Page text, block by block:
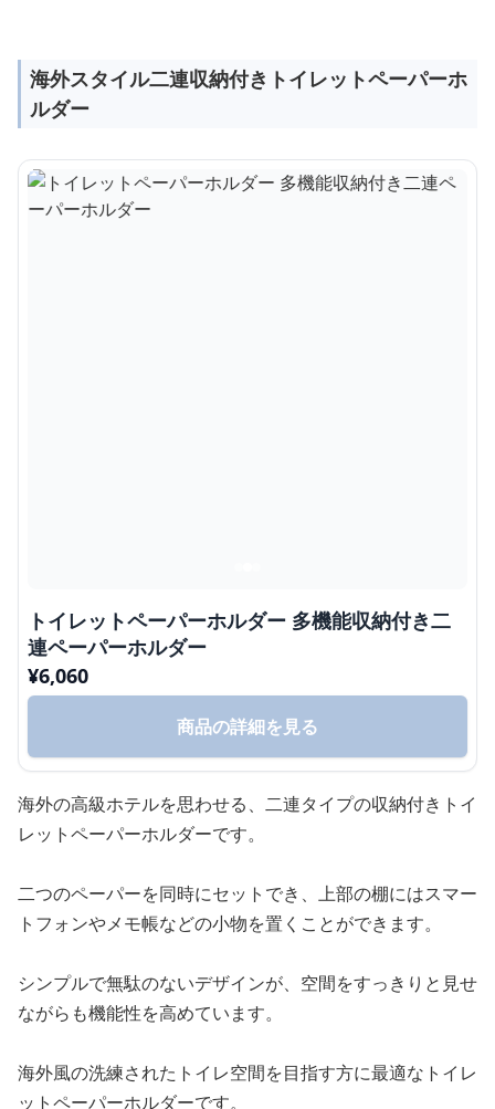
海外スタイル二連収納付きトイレットペーパーホ
ルダー
トイレットペーパーホルダー 多機能収納付き二
連ペーパーホルダー
¥6,060
商品の詳細を見る
海外の高級ホテルを思わせる、二連タイプの収納付きトイ
レットペーパーホルダーです。
二つのペーパーを同時にセットでき、上部の棚にはスマー
トフォンやメモ帳などの小物を置くことができます。
シンプルで無駄のないデザインが、空間をすっきりと見せ
ながらも機能性を高めています。
海外風の洗練されたトイレ空間を目指す方に最適なトイレ
ットペーパーホルダーです。